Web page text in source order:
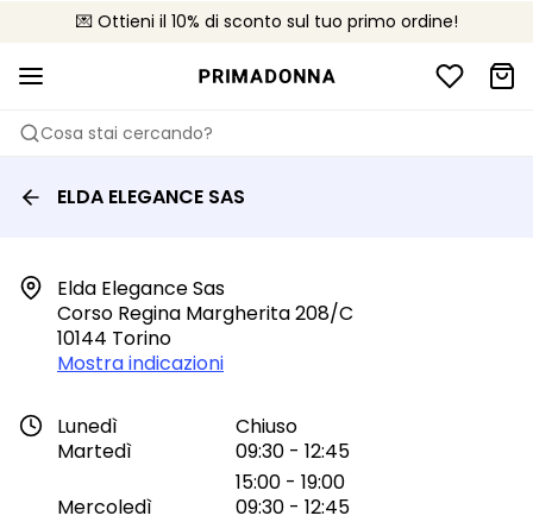
💌 Ottieni il 10% di sconto sul tuo primo ordine!
🚚 Consegna gratuita sopra i €75
📦 Resi gratuiti
Cosa stai cercando?
ELDA ELEGANCE SAS
Elda Elegance Sas
Corso Regina Margherita 208/c
10144 Torino
Mostra indicazioni
Lunedì
Chiuso
Martedì
09:30 - 12:45
15:00 - 19:00
Mercoledì
09:30 - 12:45